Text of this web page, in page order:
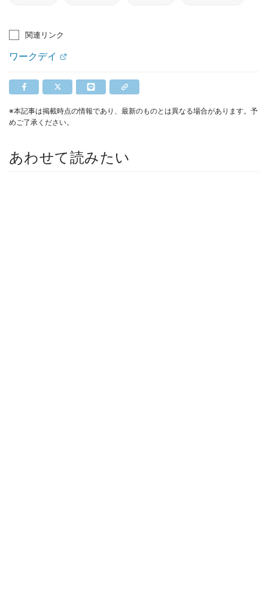
関連リンク
ワークデイ
※本記事は掲載時点の情報であり、最新のものとは異なる場合があります。予
めご了承ください。
あわせて読みたい